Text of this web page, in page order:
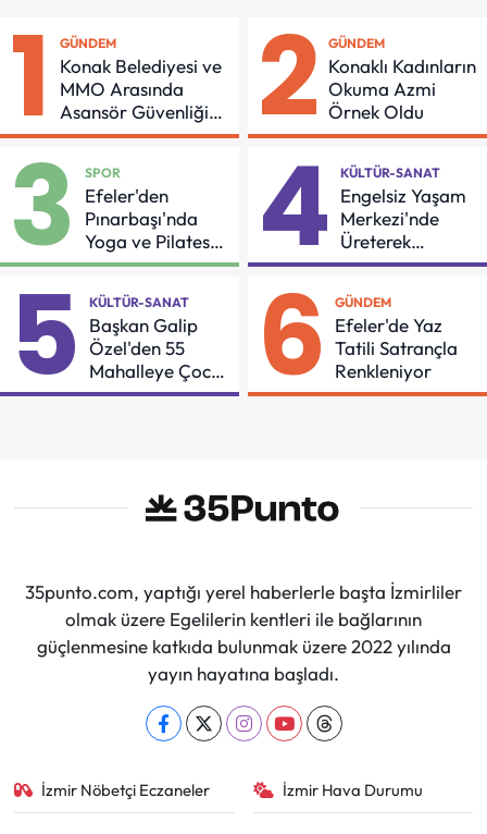
1 GÜNDEM
Konak Belediyesi ve
MMO Arasında
Asansör Güvenliği
İçin Önemli Protokol
2 GÜNDEM
Konaklı Kadınların
Okuma Azmi
Örnek Oldu
3 SPOR
Efeler'den
Pınarbaşı'nda
Yoga ve Pilates
Buluşması
4 KÜLTÜR-SANAT
Engelsiz Yaşam
Merkezi'nde
Üreterek
Güçleniyorlar
5 KÜLTÜR-SANAT
Başkan Galip
Özel'den 55
Mahalleye Çocuk
Şenliği
6 GÜNDEM
Efeler'de Yaz
Tatili Satrançla
Renkleniyor
35punto.com, yaptığı yerel haberlerle başta İzmirliler
olmak üzere Egelilerin kentleri ile bağlarının
güçlenmesine katkıda bulunmak üzere 2022 yılında
yayın hayatına başladı.
İzmir Nöbetçi Eczaneler İzmir Hava Durumu